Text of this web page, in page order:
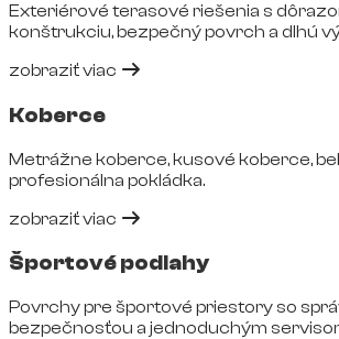
Exteriérové terasové riešenia s
konštrukciu, bezpečný povrch a dlhú
zobraziť viac
Koberce
Metrážne koberce, kusové koberce,
profesionálna pokládka.
zobraziť viac
Športové podlahy
Povrchy pre športové priestory so
bezpečnosťou a jednoduchým